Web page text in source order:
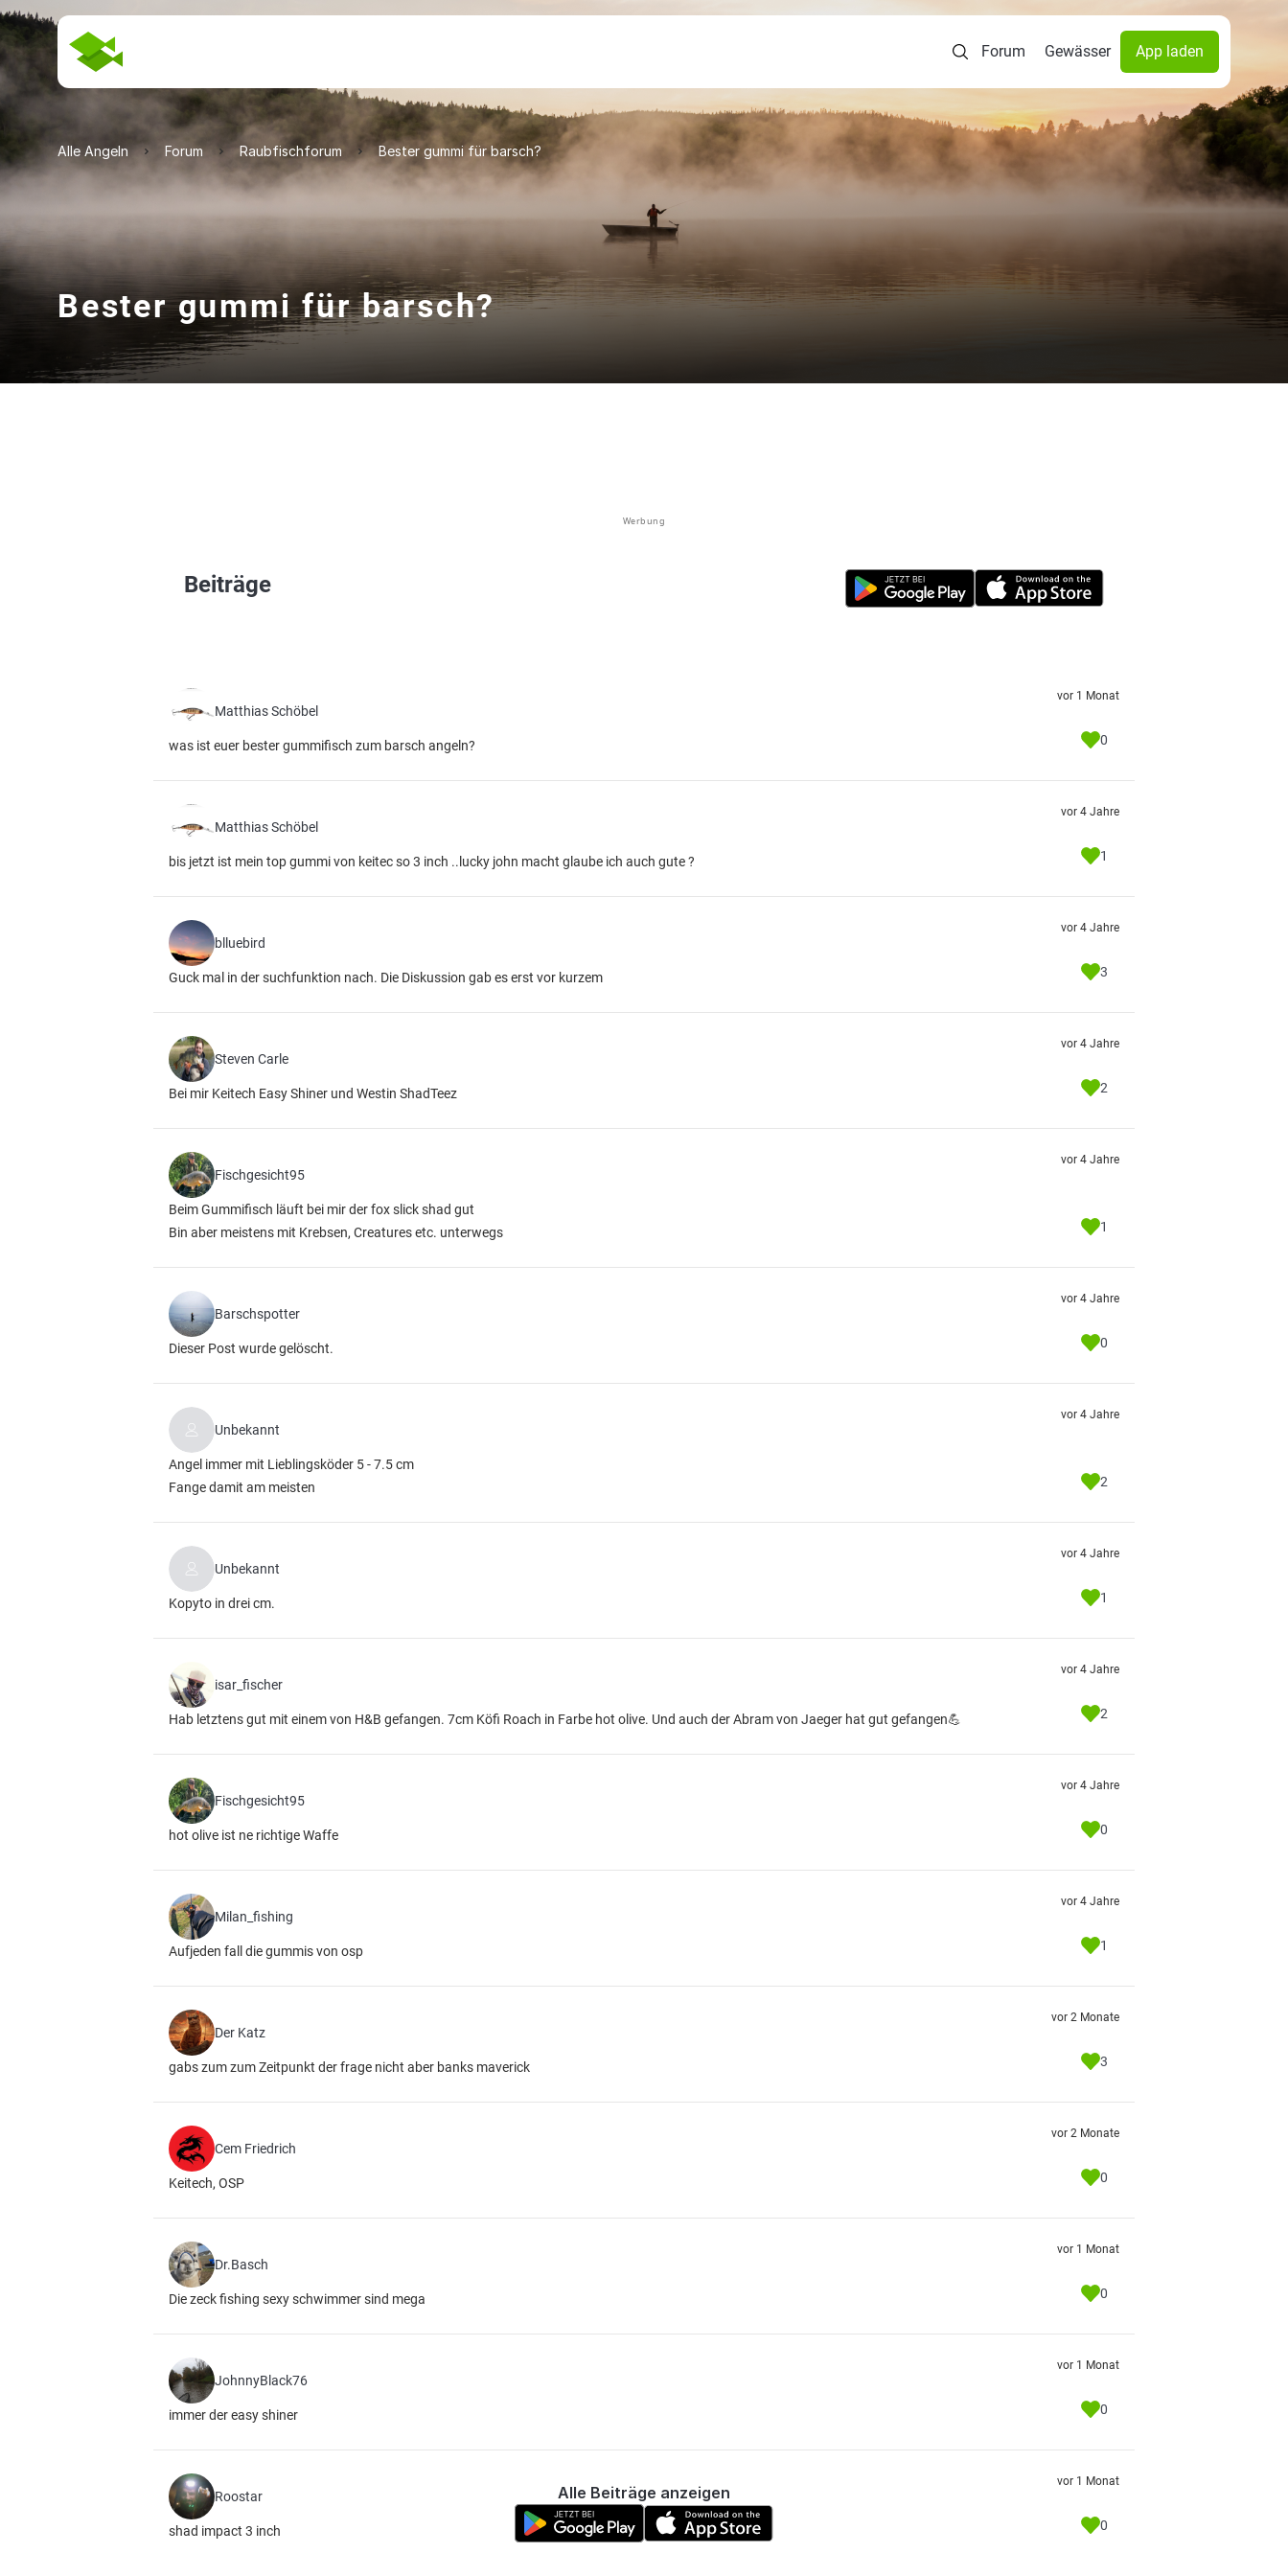
Forum Gewässer App laden
Alle Angeln Forum Raubfischforum Bester gummi für barsch?
Bester gummi für barsch?
Werbung
Beiträge
Matthias Schöbel
was ist euer bester gummifisch zum barsch angeln?
vor 1 Monat
0
Matthias Schöbel
bis jetzt ist mein top gummi von keitec so 3 inch ..lucky john macht glaube ich auch gute ?
vor 4 Jahre
1
blluebird
Guck mal in der suchfunktion nach. Die Diskussion gab es erst vor kurzem
vor 4 Jahre
3
Steven Carle
Bei mir Keitech Easy Shiner und Westin ShadTeez
vor 4 Jahre
2
Fischgesicht95
Beim Gummifisch läuft bei mir der fox slick shad gut
Bin aber meistens mit Krebsen, Creatures etc. unterwegs
vor 4 Jahre
1
Barschspotter
Dieser Post wurde gelöscht.
vor 4 Jahre
0
Unbekannt
Angel immer mit Lieblingsköder 5 - 7.5 cm
Fange damit am meisten
vor 4 Jahre
2
Unbekannt
Kopyto in drei cm.
vor 4 Jahre
1
isar_fischer
Hab letztens gut mit einem von H&B gefangen. 7cm Köfi Roach in Farbe hot olive. Und auch der Abram von Jaeger hat gut gefangen💪
vor 4 Jahre
2
Fischgesicht95
hot olive ist ne richtige Waffe
vor 4 Jahre
0
Milan_fishing
Aufjeden fall die gummis von osp
vor 4 Jahre
1
Der Katz
gabs zum zum Zeitpunkt der frage nicht aber banks maverick
vor 2 Monate
3
Cem Friedrich
Keitech, OSP
vor 2 Monate
0
Dr.Basch
Die zeck fishing sexy schwimmer sind mega
vor 1 Monat
0
JohnnyBlack76
immer der easy shiner
vor 1 Monat
0
Roostar
shad impact 3 inch
vor 1 Monat
0
Alle Beiträge anzeigen